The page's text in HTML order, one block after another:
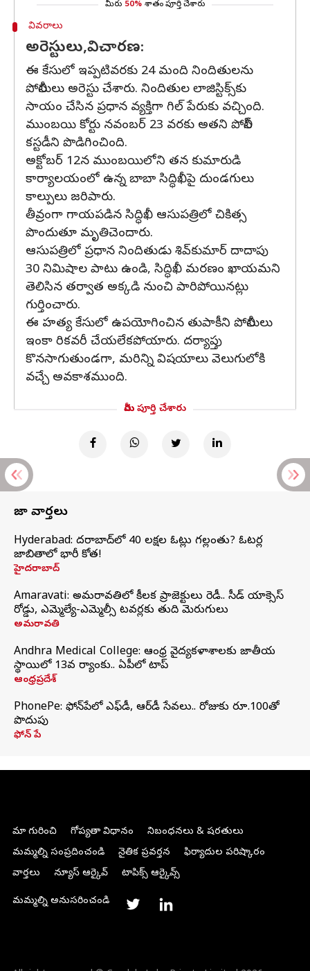
మీరు 50% శాతం పూర్తి చేశారు
వివరాలు
అరెస్టులు,విచారణ:
ఈ కేసులో ఇప్పటివరకు 24 మంది నిందితులను
పోలీసులు అరెస్టు చేశారు. నిందితుల లాజిస్టిక్స్‌కు
సాయం చేసిన ప్రధాన వ్యక్తిగా గిల్‌ పేరుకు వచ్చింది.
ముంబయి కోర్టు నవంబర్‌ 23 వరకు అతని పోలీస్
కస్టడీని పొడిగించింది.
అక్టోబర్‌ 12న ముంబయిలోని తన కుమారుడి
కార్యాలయంలో ఉన్న బాబా సిద్ధిఖీపై దుండగులు
కాల్పులు జరిపారు.
తీవ్రంగా గాయపడిన సిద్ధిఖీ ఆసుపత్రిలో చికిత్స
పొందుతూ మృతిచెందారు.
ఆసుపత్రిలో ప్రధాన నిందితుడు శివ్‌కుమార్‌ దాదాపు
30 నిమిషాల పాటు ఉండి, సిద్ధిఖీ మరణం ఖాయమని
తెలిసిన తర్వాత అక్కడి నుంచి పారిపోయినట్లు
గుర్తించారు.
ఈ హత్య కేసులో ఉపయోగించిన తుపాకీని పోలీసులు
ఇంకా రికవరీ చేయలేకపోయారు. దర్యాప్తు
కొనసాగుతుండగా, మరిన్ని విషయాలు వెలుగులోకి
వచ్చే అవకాశముంది.
మీరు పూర్తి చేశారు
తాజా వార్తలు
Hyderabad: హైదరాబాద్‌లో 40 లక్షల ఓట్లు గల్లంతు? ఓటర్ల
జాబితాలో భారీ కోత!
హైదరాబాద్
Amaravati: అమరావతిలో కీలక ప్రాజెక్టులు రెడీ.. సీడ్‌ యాక్సెస్‌
రోడ్డు, ఎమ్మెల్యే-ఎమ్మెల్సీ టవర్లకు తుది మెరుగులు
అమరావతి
Andhra Medical College: ఆంధ్ర వైద్యకళాశాలకు జాతీయ
స్థాయిలో 13వ ర్యాంకు.. ఏపీలో టాప్
ఆంధ్రప్రదేశ్
PhonePe: ఫోన్‌పేలో ఎఫ్‌డీ, ఆర్‌డీ సేవలు.. రోజుకు రూ.100తో
పొదుపు
ఫోన్‌ పే
మా గురించి గోప్యతా విధానం
నిబంధనలు & షరతులు
మమ్మల్ని సంప్రదించండి
నైతిక ప్రవర్తన
ఫిర్యాదుల పరిష్కారం
వార్తలు
న్యూస్ ఆర్కైవ్ టాపిక్స్ ఆర్కైవ్స్
మమ్మల్ని అనుసరించండి